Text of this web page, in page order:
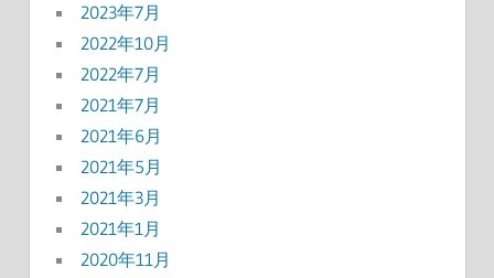
2023年7月
2022年10月
2022年7月
2021年7月
2021年6月
2021年5月
2021年3月
2021年1月
2020年11月